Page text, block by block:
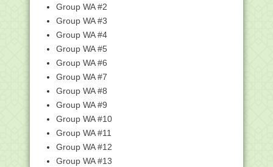
Itjen Kemenag Reviu Bantuan Kinerja
dan Afirmasi M...
Indonesia Raih Peringkat 3 MTQ
Internasional ke-40...
Tahun 2024, Kemenag Siapkan
Bantuan 2.000 Masjid R...
Unduh Modul PPG Guru Madrasah
Guru kelas MI
Unduh Modul PPG Guru Madrasah Al-
Qur'an Hadits
Unduh Modul PPG Guru Madrasah SKI
Unduh Modul PPG Guru Madrasah
Akidah Akhlak
Group WA #2
Group WA #3
Group WA #4
Group WA #5
Group WA #6
Group WA #7
Group WA #8
Group WA #9
Group WA #10
Group WA #11
Group WA #12
Group WA #13